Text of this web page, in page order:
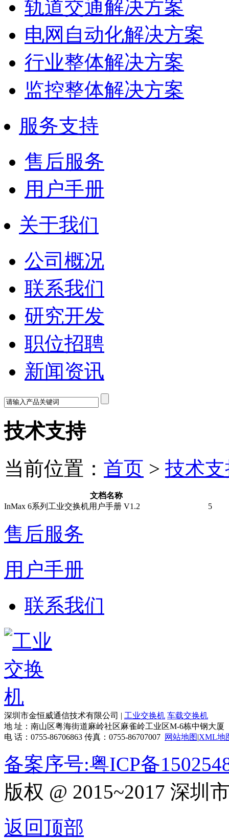
轨道交通解决方案
电网自动化解决方案
行业整体解决方案
监控整体解决方案
服务支持
售后服务
用户手册
关于我们
公司概况
联系我们
研究开发
职位招聘
新闻资讯
技术支持
当前位置： 首页 > 技术
文档名称
InMax 6系列工业交换机用户手册 V1.2
5
售后服务
用户手册
联系我们
深圳市金恒威通信技术有限公司 | 工业交换机 车载交换机
地 址：南山区粤海街道麻岭社区麻雀岭工业区M-6栋中钢大厦
电 话：0755-86706863 传真：0755-86707007 网站地图|XML地
备案序号:粤ICP备
版权 @ 2015~2017 深圳
返回顶部